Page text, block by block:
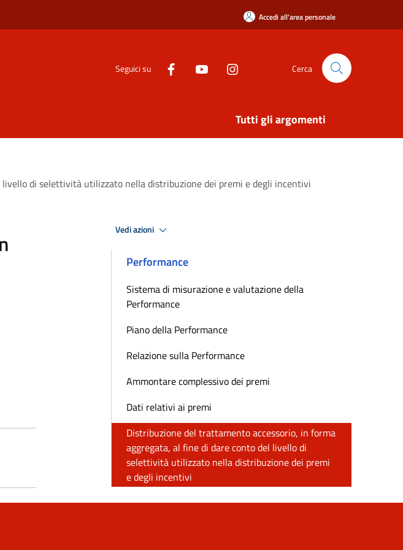
Accedi all'area personale
Seguici su Cerca
Tutti gli argomenti
di selettività utilizzato nella distribuzione dei premi e degli incentivi
Vedi azioni
Performance
Sistema di misurazione e valutazione della
Performance
Piano della Performance
Relazione sulla Performance
Ammontare complessivo dei premi
Dati relativi ai premi
Distribuzione del trattamento accessorio, in forma
aggregata, al fine di dare conto del livello di
selettività utilizzato nella distribuzione dei premi
e degli incentivi